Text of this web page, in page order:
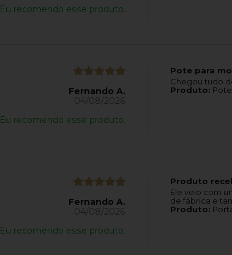
Eu recomendo esse produto.
Fernando A.
04/08/2026
Eu recomendo esse produto.
Pote para
Chegou tudo
Produto:
Fernando A.
04/08/2026
Eu recomendo esse produto.
Produto
Ele veio com
de fábrica e
Produto: